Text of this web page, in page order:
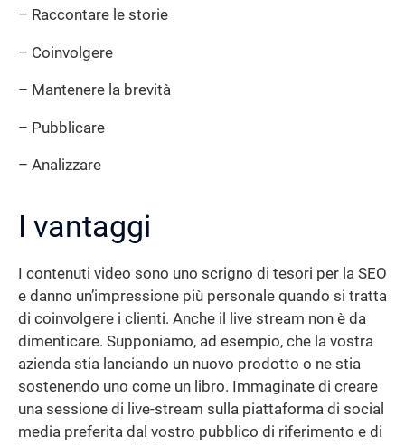
– Raccontare le storie
– Coinvolgere
– Mantenere la brevità
– Pubblicare
– Analizzare
I vantaggi
I contenuti video sono uno scrigno di tesori per la SEO
e danno un’impressione più personale quando si tratta
di coinvolgere i clienti. Anche il live stream non è da
dimenticare. Supponiamo, ad esempio, che la vostra
azienda stia lanciando un nuovo prodotto o ne stia
sostenendo uno come un libro. Immaginate di creare
una sessione di live-stream sulla piattaforma di social
media preferita dal vostro pubblico di riferimento e di